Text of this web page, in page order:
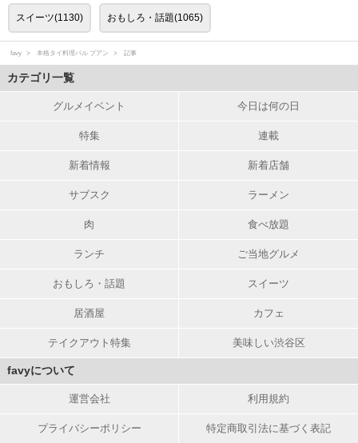
スイーツ(1130) おもしろ・話題(1065)
favy 本格タイ料理バル プアン 記事
カテゴリ一覧
グルメイベント 今日は何の日
特集 連載
新着情報 新着店舗
サブスク ラーメン
肉 食べ放題
ランチ ご当地グルメ
おもしろ・話題 スイーツ
居酒屋 カフェ
テイクアウト特集 美味しい渋谷区
favyについて
運営会社 利用規約
プライバシーポリシー 特定商取引法に基づく表記